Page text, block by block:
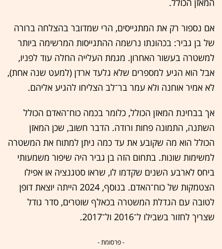
המאזן הכולל.
אם נספור רק את המתגייסים, הרי שמדובר בהצלחה ברורה
של בן גביר: בכהונתו נרשמה ההתגייסות המרשימה ביותר
למשטרה בעשור האחרון. מגמת העלייה החלה עוד לפניו,
אבל הוא הגיע למספרים שלא גלעד ארדן (למעט שנה אחת),
לא אמיר אוחנה ולא עמר בר־לב הצליחו להגיע אליהם.
אך בבחינת המאזן הכולל, כלומר בכמה כוח־האדם הכולל
השתנה, התמונה פחות ורודה. הדבר חשוב, שכן המאזן
הכולל הוא מה שקובע את עד כמה ניתן למתוח את המשטרה
למשימות שונות. בתחום הזה בן גביר היה שיפור משמעותי
ביחס לארבע השנים שקדמו לו, שראו סטגנציה או אפילו
הצטמקות של כוח־האדם. בנוסף, 2024 הייתה יוצאת דופן
לטובה עם הגדלת המשטרה בכאלף שוטרים, סדר גודל
שצריך לחזור בשבילו ל־2016 ול־2017.
- פרסומת -